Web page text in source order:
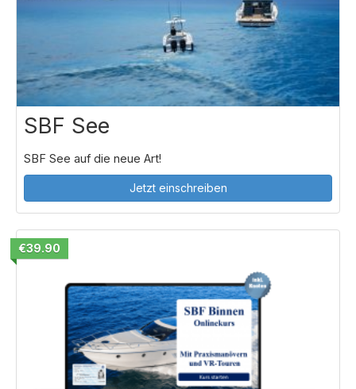
SBF See
SBF See auf die neue Art!
Jetzt einschreiben
€39.90